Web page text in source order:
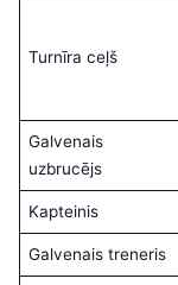
Turnīra ceļš
Galvenais
uzbrucējs
Kapteinis
Galvenais treneris